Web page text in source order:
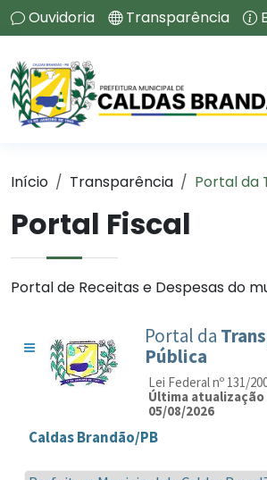
Ouvidoria Transparência
Início Transparência Portal da
Portal Fiscal
Portal de Receitas e Despesas do